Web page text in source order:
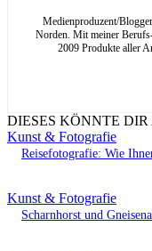
Medienproduzent/
Norden. Mit meiner
2009 Produkte aller
DIESES KÖNNTE
Kunst & Fotografie
Reisefotografie: Wie
Kunst & Fotografie
Scharnhorst und